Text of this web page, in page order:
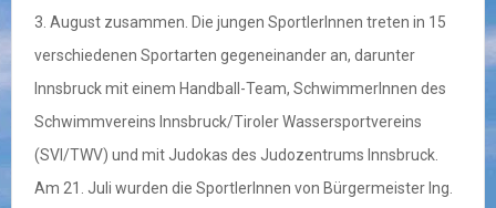
3. August zusammen. Die jungen SportlerInnen treten in 15
verschiedenen Sportarten gegeneinander an, darunter
Innsbruck mit einem Handball-Team, SchwimmerInnen des
Schwimmvereins Innsbruck/Tiroler Wassersportvereins
(SVI/TWV) und mit Judokas des Judozentrums Innsbruck.
Am 21. Juli wurden die SportlerInnen von Bürgermeister Ing.